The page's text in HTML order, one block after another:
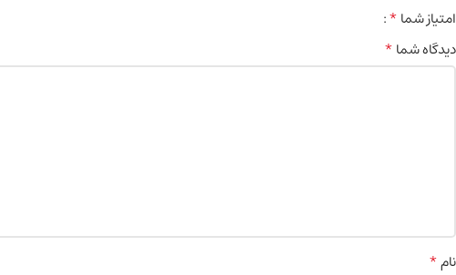
امتیاز شما*
دیدگاه شما*
نام*